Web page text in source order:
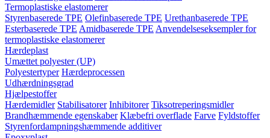
Termoplastiske elastomerer
Styrenbaserede TPE Olefinbaserede TPE Urethanbaserede TPE
Esterbaserede TPE Amidbaserede TPE Anvendelseseksempler for
termoplastiske elastomerer
Hærdeplast
Umættet polyester (UP)
Polyestertyper Hærdeprocessen
Udhærdningsgrad
Hjælpestoffer
Hærdemidler Stabilisatorer Inhibitorer Tiksotreperingsmidler
Brandhæmmende egenskaber Klæbefri overflade Farve Fyldstoffer
Styrenfordampningshæmmende additiver